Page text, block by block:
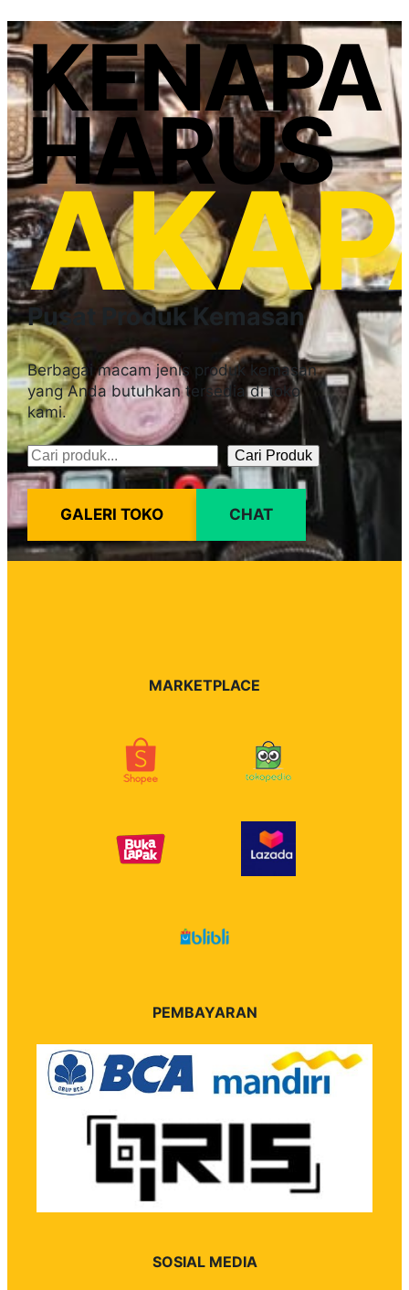
KENAPA
HARUS
Pusat Produk Kemasan
Berbagai macam jenis produk kemasan
yang Anda butuhkan tersedia di toko
kami.
Pencarian Cari Produk
GALERI TOKO CHAT
MARKETPLACE
PEMBAYARAN
SOSIAL MEDIA